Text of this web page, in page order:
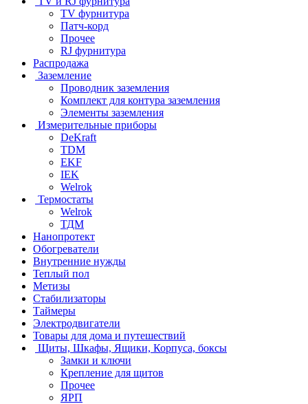
TV фурнитура
Патч-корд
Прочее
RJ фурнитура
Распродажа
Заземление
Проводник заземления
Комплект для контура заземления
Элементы заземления
Измерительные приборы
DeKraft
TDM
EKF
IEK
Welrok
Термостаты
Welrok
ТДМ
Нанопротект
Обогреватели
Внутренние нужды
Теплый пол
Метизы
Стабилизаторы
Таймеры
Электродвигатели
Товары для дома и путешествий
Щиты, Шкафы, Ящики, Корпуса, боксы
Замки и ключи
Крепление для щитов
Прочее
ЯРП